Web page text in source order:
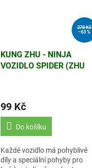
270 Kč
–63 %
KUNG ZHU - NINJA
VOZIDLO SPIDER (ZHU
99 Kč
Do košíku
Každé vozidlo má pohyblivé
díly a speciální pohyby pro